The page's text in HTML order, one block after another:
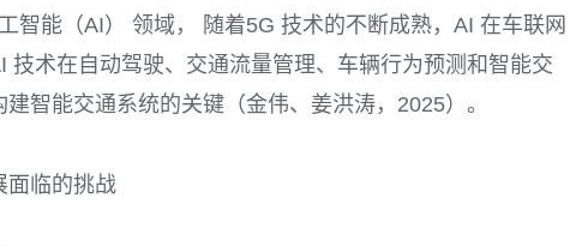
智能（AI） 领域， 随着5G 技术的不断成熟，AI 在车联网
技术在自动驾驶、交通流量管理、车辆行为预测和智能交
智能交通系统的关键（金伟、姜洪涛，2025）。
面临的挑战